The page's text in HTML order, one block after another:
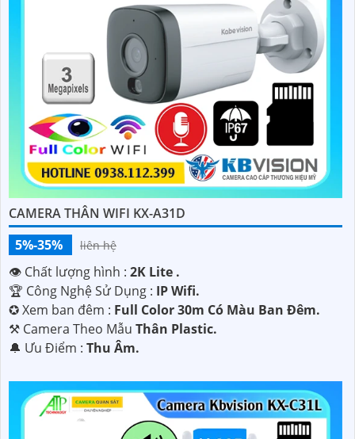
CAMERA THÂN WIFI KX-A31D
5%-35%
liên hệ
👁 Chất lượng hình : 2K Lite .
🏆 Công Nghệ Sử Dụng : IP Wifi.
✪ Xem ban đêm : Full Color 30m Có Màu Ban Ðêm.
⚒ Camera Theo Mẫu Thân Plastic.
️🔔 Ưu Điểm : Thu Âm.